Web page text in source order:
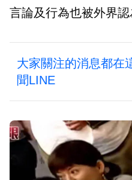
言論及行為也被外界認
大家關注的消息都在
聞LINE